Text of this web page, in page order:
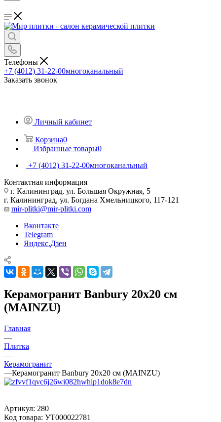
Телефоны
+7 (4012) 31-22-00многоканальный
Заказать звонок
Личный кабинет
Корзина0
Избранные товары0
+7 (4012) 31-22-00многоканальный
Контактная информация
г. Калининград, ул. Большая Окружная, 5
г. Калининград, ул. Богдана Хмельницкого, 117-121
mir-plitki@mir-plitki.com
Вконтакте
Telegram
Яндекс.Дзен
Керамогранит Banbury 20x20 см
(MAINZU)
Главная
—
Плитка
—
Керамогранит
—Керамогранит Banbury 20x20 см (MAINZU)
Артикул: 280
Код товара: УТ000022781